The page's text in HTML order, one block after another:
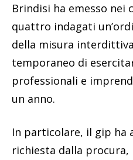
Brindisi ha emesso nei
quattro indagati
della misura
temporaneo di
professionali e
un anno.
In particolare, il gip ha
richiesta dalla